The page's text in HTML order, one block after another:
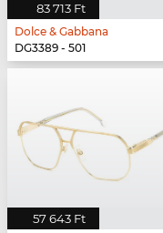
83 713 Ft
Dolce & Gabbana
DG3389 - 501
57 643 Ft